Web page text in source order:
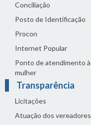
Conciliação
Posto de Identificação
Procon
Internet Popular
Ponto de atendimento à
mulher
Transparência
Licitações
Atuação dos vereadores